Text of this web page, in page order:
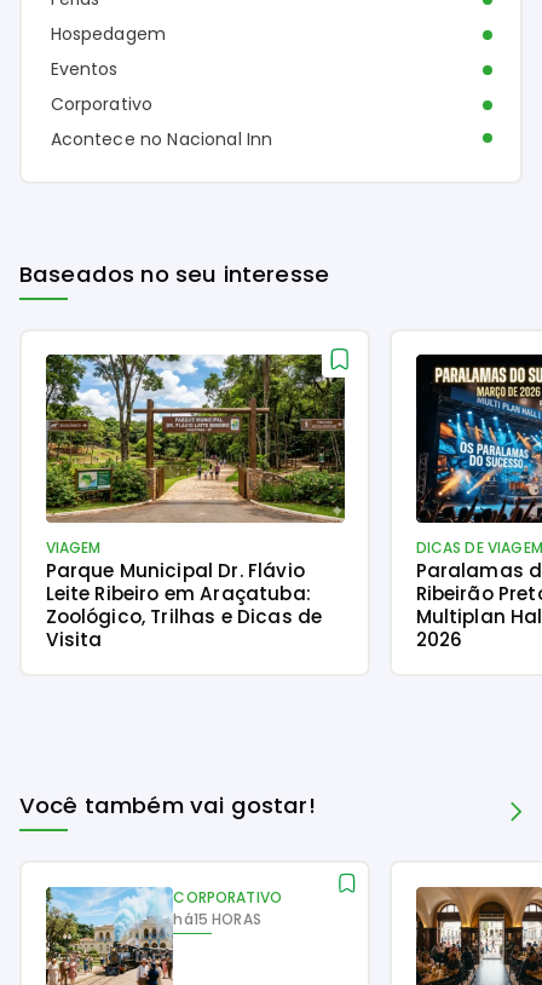
Hospedagem
Eventos
Corporativo
Acontece no Nacional Inn
Baseados no seu interesse
VIAGEM
Parque Municipal Dr. Flávio
Leite Ribeiro em Araçatuba:
Zoológico, Trilhas e Dicas de
Visita
DICAS DE VIAGEM
Paralamas
Ribeirão
Multiplan
2026
Você também vai gostar!
CORPORATIVO
há15 HORAS